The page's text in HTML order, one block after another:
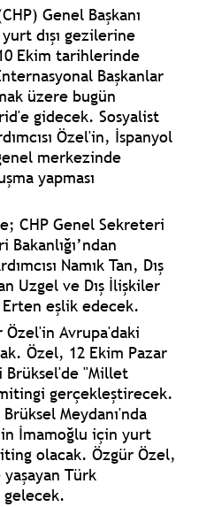
Genel Başkanı
dışı gezilerine
Ekim tarihlerinde
Başkanlar
üzere bugün
gidecek. Sosyalist
Özel'in, İspanyol
merkezinde
yapması
CHP Genel Sekreteri
Bakanlığı’ndan
Namık Tan, Dış
Uzgel ve Dış İlişkiler
eşlik edecek.
Özel'in Avrupa'daki
Özel, 12 Ekim Pazar
Brüksel'de "Millet
gerçekleştirecek.
Meydanı'nda
İmamoğlu için yurt
olacak. Özgür Özel,
Türk